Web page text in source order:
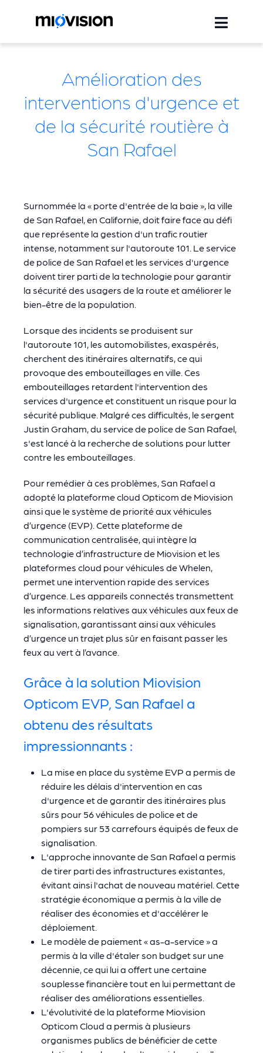
Amélioration des
interventions d'urgence et
de la sécurité routière à
San Rafael
Surnommée la « porte d'entrée de la baie », la ville
de San Rafael, en Californie, doit faire face au défi
que représente la gestion d'un trafic routier
intense, notamment sur l'autoroute 101. Le service
de police de San Rafael et les services d'urgence
doivent tirer parti de la technologie pour garantir
la sécurité des usagers de la route et améliorer le
bien-être de la population.
Lorsque des incidents se produisent sur
l'autoroute 101, les automobilistes, exaspérés,
cherchent des itinéraires alternatifs, ce qui
provoque des embouteillages en ville. Ces
embouteillages retardent l'intervention des
services d'urgence et constituent un risque pour la
sécurité publique. Malgré ces difficultés, le sergent
Justin Graham, du service de police de San Rafael,
s'est lancé à la recherche de solutions pour lutter
contre les embouteillages.
Pour remédier à ces problèmes, San Rafael a
adopté la plateforme cloud Opticom de Miovision
ainsi que le système de priorité aux véhicules
d’urgence (EVP). Cette plateforme de
communication centralisée, qui intègre la
technologie d’infrastructure de Miovision et les
plateformes cloud pour véhicules de Whelen,
permet une intervention rapide des services
d’urgence. Les appareils connectés transmettent
les informations relatives aux véhicules aux feux de
signalisation, garantissant ainsi aux véhicules
d’urgence un trajet plus sûr en faisant passer les
feux au vert à l’avance.
Grâce à la solution Miovision
Opticom EVP, San Rafael a
obtenu des résultats
impressionnants :
La mise en place du système EVP a permis de
réduire les délais d'intervention en cas
d'urgence et de garantir des itinéraires plus
sûrs pour 56 véhicules de police et de
pompiers sur 53 carrefours équipés de feux de
signalisation.
L'approche innovante de San Rafael a permis
de tirer parti des infrastructures existantes,
évitant ainsi l'achat de nouveau matériel. Cette
stratégie économique a permis à la ville de
réaliser des économies et d'accélérer le
déploiement.
Le modèle de paiement « as-a-service » a
permis à la ville d'étaler son budget sur une
décennie, ce qui lui a offert une certaine
souplesse financière tout en lui permettant de
réaliser des améliorations essentielles.
L'évolutivité de la plateforme Miovision
Opticom Cloud a permis à plusieurs
organismes publics de bénéficier de cette